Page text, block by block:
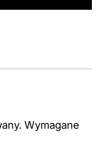
Wymagane